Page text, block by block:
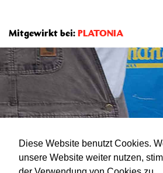
Diese Website benutzt Cookies.
unsere Website weiter nutzen,
Mitgewirkt bei: PLATONIA